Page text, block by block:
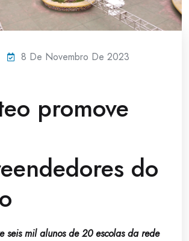
8 De Novembro De 2023
promove
do
seis mil alunos de 20 escolas da rede